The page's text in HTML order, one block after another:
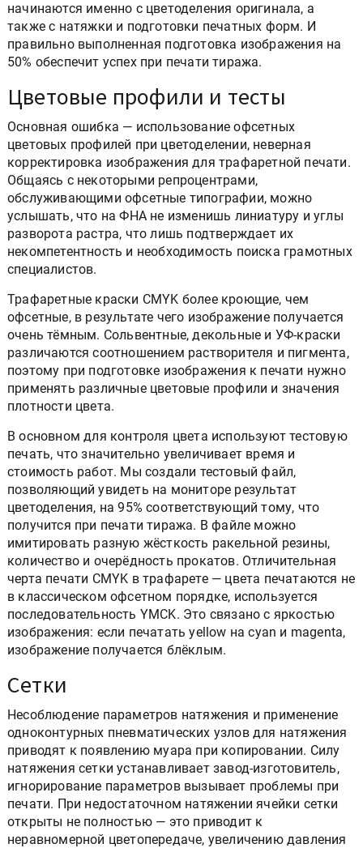
начинаются именно с цветоделения оригинала, а
также с натяжки и подготовки печатных форм. И
правильно выполненная подготовка изображения на
50% обеспечит успех при печати тиража.
Цветовые профили и тесты
Основная ошибка — использование офсетных
цветовых профилей при цветоделении, неверная
корректировка изображения для трафаретной печати.
Общаясь с некоторыми репроцентрами,
обслуживающими офсетные типографии, можно
услышать, что на ФНА не изменишь линиатуру и углы
разворота растра, что лишь подтверждает их
некомпетентность и необходимость поиска грамотных
специалистов.
Трафаретные краски CMYK более кроющие, чем
офсетные, в результате чего изображение получается
очень тёмным. Сольвентные, декольные и УФ-краски
различаются соотношением растворителя и пигмента,
поэтому при подготовке изображения к печати нужно
применять различные цветовые профили и значения
плотности цвета.
В основном для контроля цвета используют тестовую
печать, что значительно увеличивает время и
стоимость работ. Мы создали тестовый файл,
позволяющий увидеть на мониторе результат
цветоделения, на 95% соответствующий тому, что
получится при печати тиража. В файле можно
имитировать разную жёсткость ракельной резины,
количество и очерёдность прокатов. Отличительная
черта печати CMYK в трафарете — цвета печатаются не
в классическом офсетном порядке, используется
последовательность YMCK. Это связано с яркостью
изображения: если печатать yellow на cyan и magenta,
изображение получается блёклым.
Сетки
Несоблюдение параметров натяжения и применение
одноконтурных пневматических узлов для натяжения
приводят к появлению муара при копировании. Силу
натяжения сетки устанавливает завод-изготовитель,
игнорирование параметров вызывает проблемы при
печати. При недостаточном натяжении ячейки сетки
открыты не полностью — это приводит к
неравномерной цветопередаче, увеличению давления